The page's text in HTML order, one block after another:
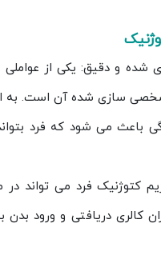
شده و دقیق: یکی از
سازی شده آن است. به
می شود که فرد
کتوژنیک فرد می تواند
کالری دریافتی و ورود